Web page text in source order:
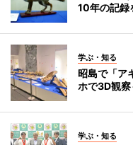
10年の記録
学ぶ・知る
昭島で「ア
ホで3D観察
学ぶ・知る